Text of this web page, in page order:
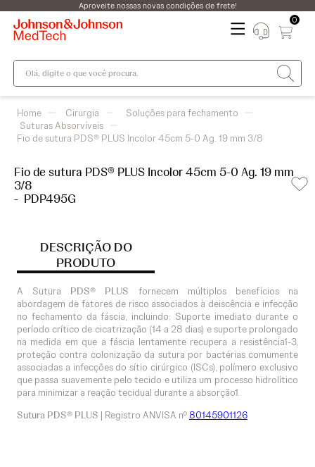
Aproveite nossas novas condições de frete!
0
Olá, digite o que você procura.
Cirurgia
Soluções para fechamento
Suturas Absorvíveis
Fio de sutura PDS® PLUS Incolor 45cm 5-0 Ag. 19 mm 3/8
Fio de sutura PDS® PLUS Incolor 45cm 5-0 Ag. 19 mm
3/8
- PDP495G
DESCRIÇÃO DO
PRODUTO
A Sutura PDS® PLUS fornecem múltiplos benefícios na
abordagem de fatores de risco associados à deiscência e infecção
no fechamento da fáscia, incluindo: Suporte imediato durante o
período crítico de cicatrização (14 a 28 dias) e suporte prolongado
na medida em que a fáscia lentamente recupera a resistência1-3,
proteção contra colonização da sutura por bactérias comumente
associadas a infecções do sítio cirúrgico (ISCs), polímero exclusivo
que passa suavemente pelo tecido e utiliza um processo hidrolítico
para minimizar a reação tecidual durante a absorção1.
Sutura PDS® PLUS | Registro ANVISA nº 80145901126